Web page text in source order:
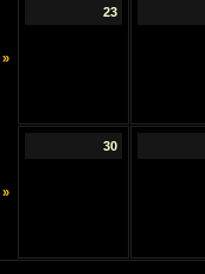
»
23
»
30